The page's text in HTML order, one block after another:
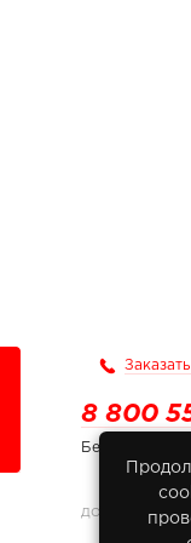
8 800
Бесплатно по
ДОКУМЕНТЫ